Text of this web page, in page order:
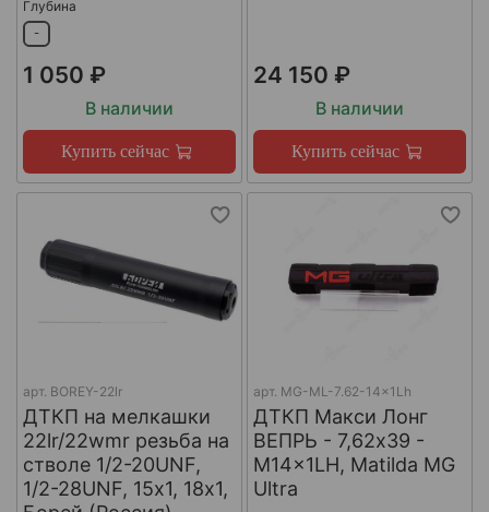
Глубина
-
1 050 ₽
В наличии
Купить сейчас
24 150 ₽
В наличии
Купить сейчас
арт. BOREY-22lr
ДТКП на мелкашки
22lr/22wmr резьба на
стволе 1/2-20UNF,
1/2-28UNF, 15х1, 18х1,
арт. MG-ML-7.62-14x1Lh
ДТКП Макси Лонг
ВЕПРЬ - 7,62x39 -
M14x1LH, Matilda MG
Ultra